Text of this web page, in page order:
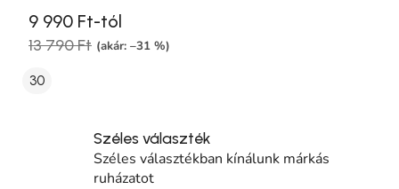
9 990 Ft-tól
13 790 Ft (akár: –31 %)
30
Széles választék
Széles választékban kínálunk márkás
ruházatot